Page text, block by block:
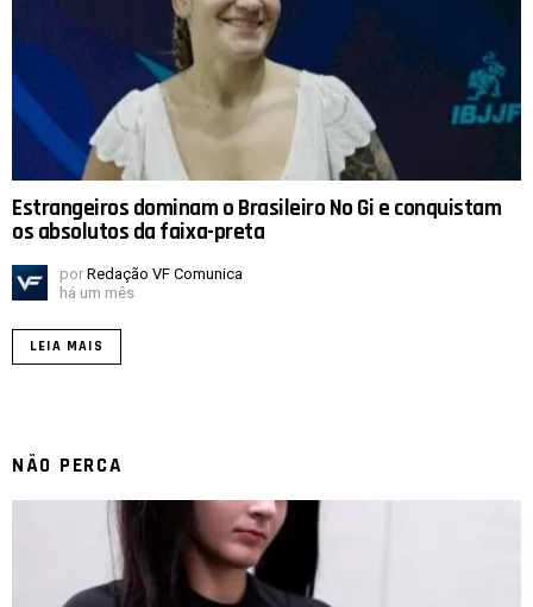
Estrangeiros dominam o Brasileiro No Gi e conquistam
os absolutos da faixa-preta
por Redação VF Comunica
há um mês
LEIA MAIS
NÃO PERCA